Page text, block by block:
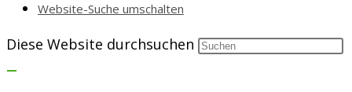
Website-Suche umschalten
Diese Website durchsuchen